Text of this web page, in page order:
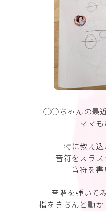
◯◯ちゃんの最
ママも
特に教え
音符をスラ
音符を書
音階を弾いて
指をきちんと動